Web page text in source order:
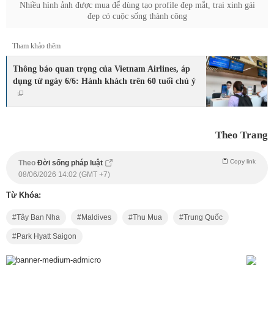
Nhiều hình ảnh được mua để dùng tạo profile đẹp mắt, trai xinh gái
đẹp có cuộc sống thành công
Tham khảo thêm
Thông báo quan trọng của Vietnam Airlines, áp
dụng từ ngày 6/6: Hành khách trên 60 tuổi chú ý
Theo Trang
Theo Đời sống pháp luật Copy link
08/06/2026 14:02 (GMT +7)
Từ Khóa:
Tây Ban Nha Maldives Thu Mua Trung Quốc
Park Hyatt Saigon